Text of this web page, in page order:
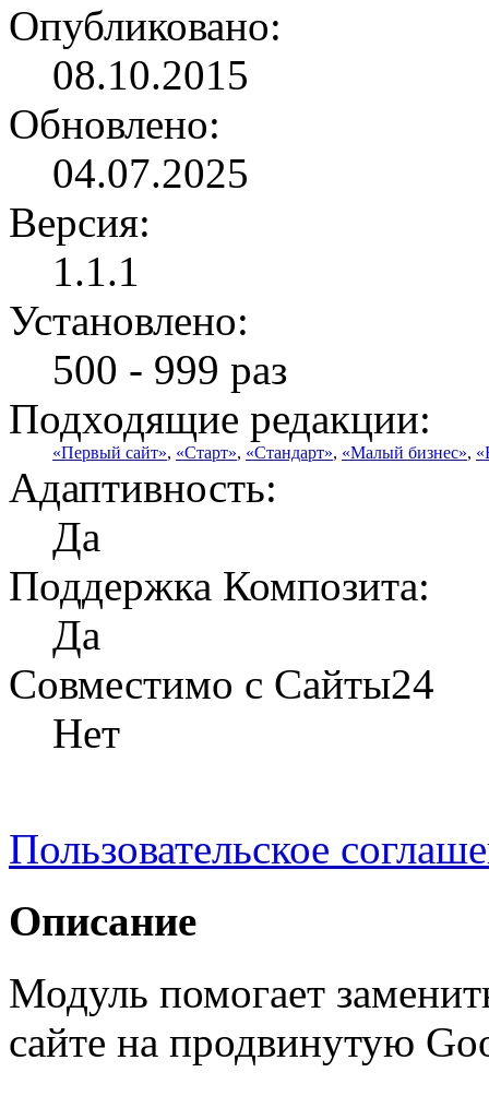
Опубликовано:
08.10.2015
Обновлено:
04.07.2025
Версия:
1.1.1
Установлено:
500 - 999 раз
Подходящие редакции:
«Первый сайт», «Старт», «Стандарт», «Малый бизнес»,
Адаптивность:
Да
Поддержка Композита:
Да
Совместимо с Сайты24
Нет
Пользовательское
Описание
Модуль помогает
сайте на продвинутую